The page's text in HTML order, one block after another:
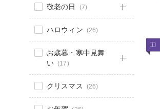
敬老の日 (7)
ハロウィン (26)
お歳暮・寒中見舞
い (17)
クリスマス (26)